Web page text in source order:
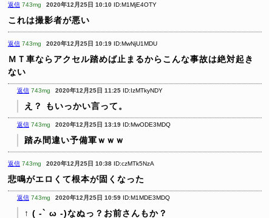
返信 743mg 2020年12月25日 10:10 ID:M1MjE4OTY
これは撮影者が悪い
返信 743mg 2020年12月25日 10:19 ID:MwNjU1MDU
ＭＴ車ならアクセル踏めば止まるからこんな事故は絶対起き
ない
返信 743mg 2020年12月25日 11:25 ID:IzMTkyNDY
え？ もいっかい言って。
返信 743mg 2020年12月25日 13:19 ID:MwODE3MDQ
踏み間違い予備軍ｗｗｗ
返信 743mg 2020年12月25日 10:38 ID:czMTk5NzA
悲鳴がエロくて根本が固くなった
返信 743mg 2020年12月25日 10:59 ID:M1MDE3MDQ
↑ ( -` ω -)なぬっ？お前さんもか？